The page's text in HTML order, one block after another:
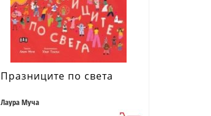
Празниците по света
Лаура Муча